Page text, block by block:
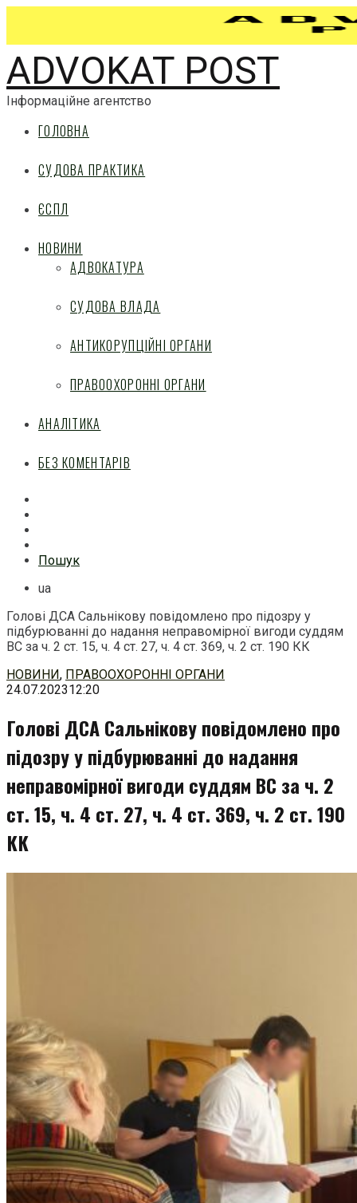
ADVOKAT POST
Інформаційне агентство
ГОЛОВНА
СУДОВА ПРАКТИКА
ЄСПЛ
НОВИНИ
АДВОКАТУРА
СУДОВА ВЛАДА
АНТИКОРУПЦІЙНІ ОРГАНИ
ПРАВООХОРОННІ ОРГАНИ
АНАЛІТИКА
БЕЗ КОМЕНТАРІВ
Пошук
ua
Голові ДСА Сальнікову повідомлено про підозру у
підбурюванні до надання неправомірної вигоди суддям
ВС за ч. 2 ст. 15, ч. 4 ст. 27, ч. 4 ст. 369, ч. 2 ст. 190 КК
Перейти
до
НОВИНИ, ПРАВООХОРОННІ ОРГАНИ
24.07.202312:20
Голові ДСА Сальнікову повідомлено про
підозру у підбурюванні до надання
неправомірної вигоди суддям ВС за ч. 2
ст. 15, ч. 4 ст. 27, ч. 4 ст. 369, ч. 2 ст. 190
КК